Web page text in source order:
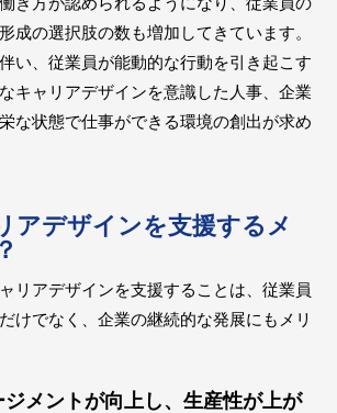
成の選択肢の数も増加してきています。
い、従業員が能動的な行動を引き起こす
キャリアデザインを意識した人事、企業
な状態で仕事ができる環境の創出が求め
アデザインを支援するメ
リアデザインを支援することは、従業員
けでなく、企業の継続的な発展にもメリ
メントが向上し、生産性が上が